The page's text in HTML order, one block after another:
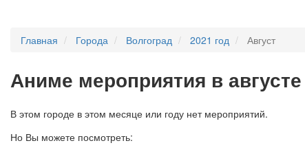
Главная Города Волгоград 2021 год Август
Аниме мероприятия в
В этом городе в этом месяце или году нет мероприятий.
Но Вы можете посмотреть: